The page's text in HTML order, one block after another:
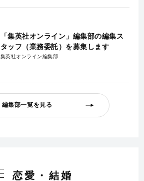
「集英社オンライン」編集部の編集ス
タッフ（業務委託）を募集します
集英社オンライン編集部
編集部一覧を見る
恋愛・結婚